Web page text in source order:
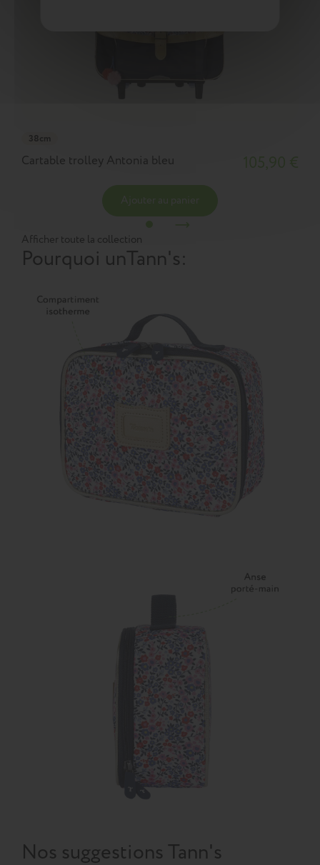
38cm
Cartable trolley Antonia bleu
Afficher toute la collection
Pourquoi unTann's:
Nos suggestions Tann's